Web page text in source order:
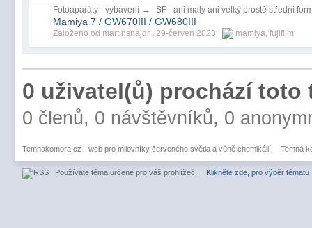
Fotoaparáty - vybavení → SF - ani malý ani velký prostě střední
Mamiya 7 / GW670III / GW680III
Založeno od martinsnajdr , 29-červen 2023 mamiya fujifilm
0 uživatel(ů) prochází toto
0 členů, 0 návštěvníků, 0
Temnakomora.cz - web pro milovníky červeného světla a vůně chemikálií Temná
Používáte téma určené pro váš prohlížeč. Klikněte zde, pro výběr tématu